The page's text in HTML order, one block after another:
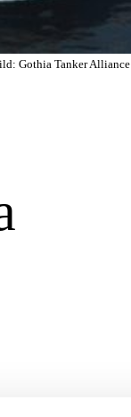
Gothia Tanker Alliance